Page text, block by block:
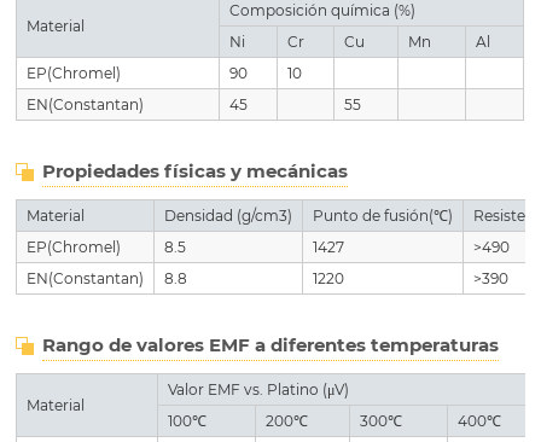
Material
Composición química (%)
Ni
Cr Cu Mn
Al
EP(Chromel)
90
10
EN(Constantan)
45 55
Propiedades físicas y mecánicas
Material Densidad (g/cm3) Punto de fusión(℃)
EP(Chromel)
8.5 1427
>490
EN(Constantan)
8.8 1220 >390
Rango de valores EMF a diferentes temperaturas
Material
Valor EMF vs. Platino (μV)
100℃
200℃ 300℃
400℃